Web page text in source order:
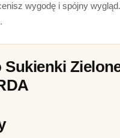
wygodę i spójny